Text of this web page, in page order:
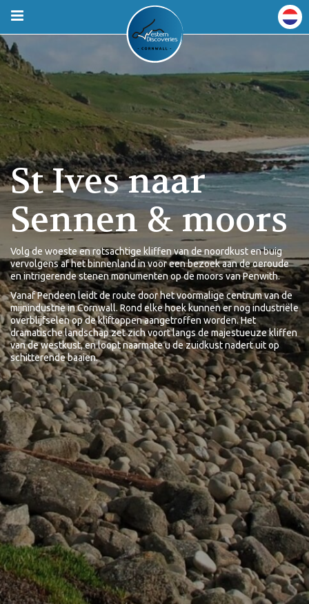
St Ives naar
Sennen & moors
Volg de woeste en rotsachtige kliffen van de noordkust en buig
vervolgens af het binnenland in voor een bezoek aan de oeroude
en intrigerende stenen monumenten op de moors van Penwith.
Vanaf Pendeen leidt de route door het voormalige centrum van de
mijnindustrie in Cornwall. Rond elke hoek kunnen er nog industriële
overblijfselen op de kliftoppen aangetroffen worden. Het
dramatische landschap zet zich voort langs de majestueuze kliffen
van de westkust, en loopt naarmate u de zuidkust nadert uit op
schitterende baaien.